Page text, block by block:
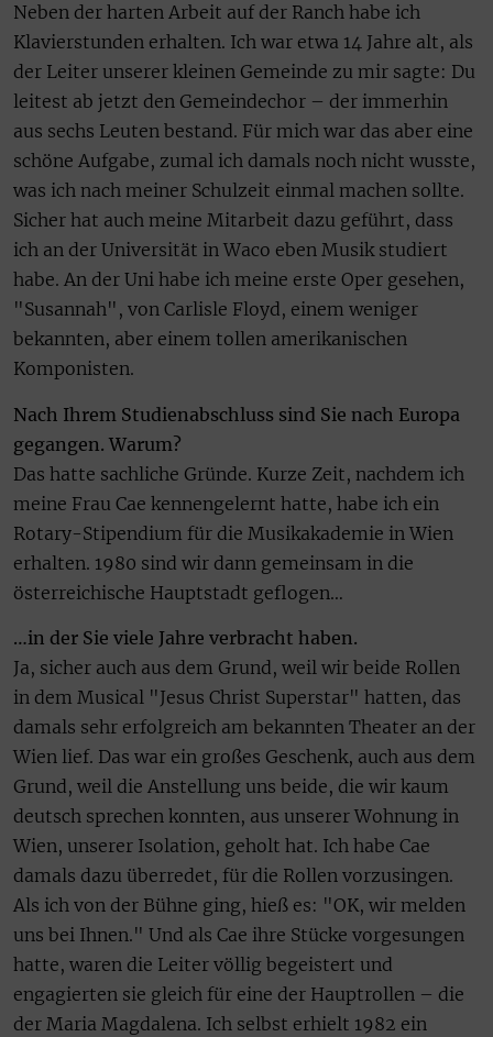
Neben der harten Arbeit auf der Ranch habe ich
Klavierstunden erhalten. Ich war etwa 14 Jahre alt, als
der Leiter unserer kleinen Gemeinde zu mir sagte: Du
leitest ab jetzt den Gemeindechor – der immerhin
aus sechs Leuten bestand. Für mich war das aber eine
schöne Aufgabe, zumal ich damals noch nicht wusste,
was ich nach meiner Schulzeit einmal machen sollte.
Sicher hat auch meine Mitarbeit dazu geführt, dass
ich an der Universität in Waco eben Musik studiert
habe. An der Uni habe ich meine erste Oper gesehen,
"Susannah", von Carlisle Floyd, einem weniger
bekannten, aber einem tollen amerikanischen
Komponisten.
Nach Ihrem Studienabschluss sind Sie nach Europa
gegangen. Warum?
Das hatte sachliche Gründe. Kurze Zeit, nachdem ich
meine Frau Cae kennengelernt hatte, habe ich ein
Rotary-Stipendium für die Musikakademie in Wien
erhalten. 1980 sind wir dann gemeinsam in die
österreichische Hauptstadt geflogen…
…in der Sie viele Jahre verbracht haben.
Ja, sicher auch aus dem Grund, weil wir beide Rollen
in dem Musical "Jesus Christ Superstar" hatten, das
damals sehr erfolgreich am bekannten Theater an der
Wien lief. Das war ein großes Geschenk, auch aus dem
Grund, weil die Anstellung uns beide, die wir kaum
deutsch sprechen konnten, aus unserer Wohnung in
Wien, unserer Isolation, geholt hat. Ich habe Cae
damals dazu überredet, für die Rollen vorzusingen.
Als ich von der Bühne ging, hieß es: "OK, wir melden
uns bei Ihnen." Und als Cae ihre Stücke vorgesungen
hatte, waren die Leiter völlig begeistert und
engagierten sie gleich für eine der Hauptrollen – die
der Maria Magdalena. Ich selbst erhielt 1982 ein